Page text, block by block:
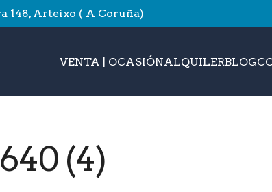
148, Arteixo ( A Coruña)
VENTA | OCASIÓNALQUILERBLOG
(4)